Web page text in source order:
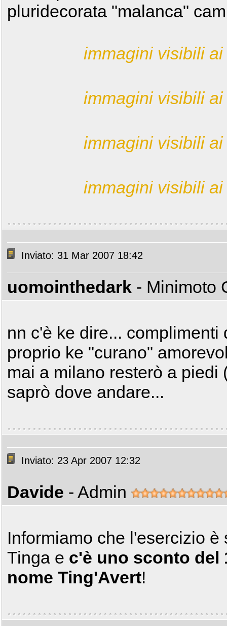
pluridecorata "malanca"
immagini visibili
immagini visibili
immagini visibili
immagini visibili
Inviato: 31 Mar 2007 18:42
uomointhedark - Minimoto
nn c'è ke dire...
proprio ke "curano"
mai a milano resterò a piedi
saprò dove andare...
Inviato: 23 Apr 2007 12:32
Davide - Admin
Informiamo che l'esercizio
Tinga e c'è uno sconto del
nome Ting'Avert!